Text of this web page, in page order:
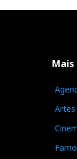
Mais
Artes